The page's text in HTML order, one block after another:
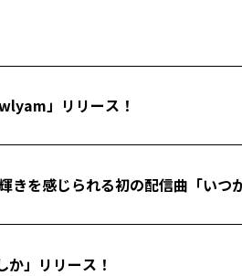
」リリース！
を感じられる初の配信曲「いつ
」リリース！